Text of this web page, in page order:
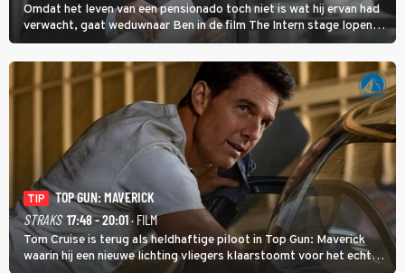
Omdat het leven van een pensionado toch niet is wat hij ervan had
verwacht, gaat weduwnaar Ben in de film The Intern stage lopen
bij de hippe webwinkel van Jules, wat een gouden zet blijkt te zijn.
TIP
TOP GUN: MAVERICK
STRAKS 17:48 - 20:01· FILM
Tom Cruise is terug als heldhaftige piloot in Top Gun: Maverick
waarin hij een nieuwe lichting vliegers klaarstoomt voor het echte